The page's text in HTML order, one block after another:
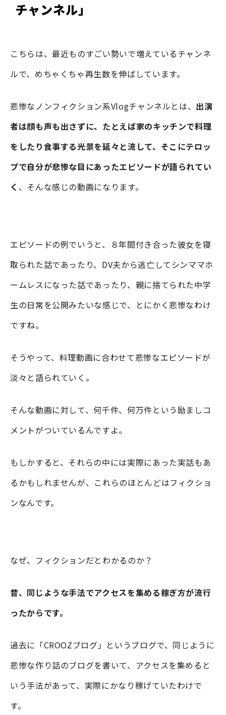
チャンネル」
こちらは、最近ものすごい勢いで増えているチャンネ
ルで、めちゃくちゃ再生数を伸ばしています。
悲惨なノンフィクション系Vlogチャンネルとは、 出演
者は顔も声も出さずに、たとえば家のキッチンで料理
をしたり食事する光景を延々と流して、そこにテロッ
プで自分が悲惨な目にあったエピソードが語られてい
く 、そんな感じの動画になります。
エピソードの例でいうと、８年間付き合った彼女を寝
取られた話であったり、DV夫から逃亡してシンママホ
ームレスになった話であったり、親に捨てられた中学
生の日常を公開みたいな感じで、とにかく悲惨なわけ
ですね。
そうやって、料理動画に合わせて悲惨なエピソードが
淡々と語られていく。
そんな動画に対して、何千件、何万件という励ましコ
メントがついているんですよ。
もしかすると、それらの中には実際にあった実話もあ
るかもしれませんが、これらのほとんどはフィクショ
ンなんです。
なぜ、フィクションだとわかるのか？
昔、同じような手法でアクセスを集める稼ぎ方が流行
ったからです。
過去に「CROOZブログ」というブログで、同じように
悲惨な作り話のブログを書いて、アクセスを集めると
いう手法があって、実際にかなり稼げていたわけで
す。